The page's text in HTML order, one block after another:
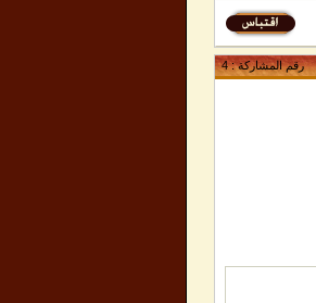
رقم المشاركة :4